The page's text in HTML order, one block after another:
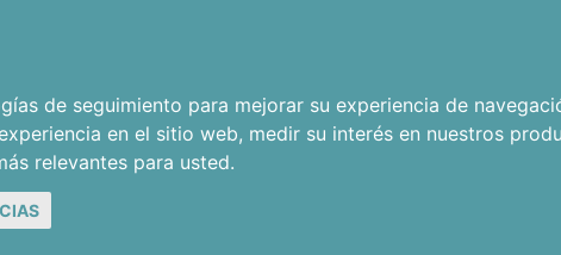
de seguimiento para mejorar su experiencia de
en el sitio web, medir su interés en nuestros
relevantes para usted.